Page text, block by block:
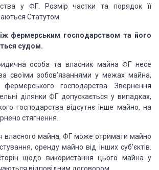
у ФГ. Розмір частки та порядок її
Статутом.
фермерським господарством та його
судом.
особа та власник майна ФГ несе
за своїми зобов’язаннями у межах майна,
господарства. Звернення
ділянки ФГ допускається у випадках,
господарства відсутнє інше майно, на
стягнення.
власного майна, ФГ може отримати майно
оренду майно від інших суб’єктів.
щодо використання цього майна у